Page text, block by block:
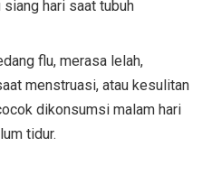
hari saat tubuh
flu, merasa lelah,
menstruasi, atau kesulitan
dikonsumsi malam hari
tidur.